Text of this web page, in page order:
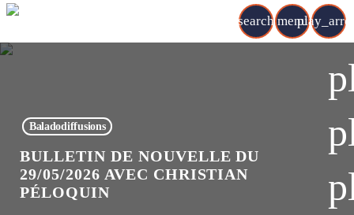
search menu
Baladodiffusions
BULLETIN DE NOUVELLE DU
29/05/2026 AVEC CHRISTIAN
PÉLOQUIN